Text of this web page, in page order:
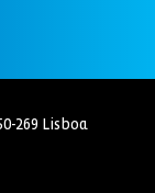
269 Lisboa